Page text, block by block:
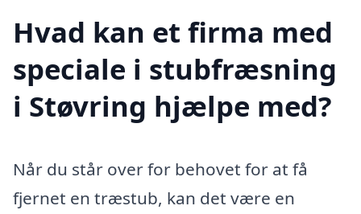
Hvad kan et firma med
speciale i stubfræsning
i Støvring hjælpe med?
Når du står over for behovet for at få
fjernet en træstub, kan det være en